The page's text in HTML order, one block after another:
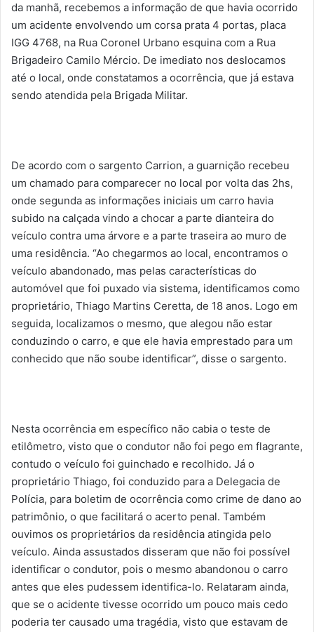
da manhã, recebemos a informação de que havia ocorrido
um acidente envolvendo um corsa prata 4 portas, placa
IGG 4768, na Rua Coronel Urbano esquina com a Rua
Brigadeiro Camilo Mércio. De imediato nos deslocamos
até o local, onde constatamos a ocorrência, que já estava
sendo atendida pela Brigada Militar.
De acordo com o sargento Carrion, a guarnição recebeu
um chamado para comparecer no local por volta das 2hs,
onde segunda as informações iniciais um carro havia
subido na calçada vindo a chocar a parte dianteira do
veículo contra uma árvore e a parte traseira ao muro de
uma residência. “Ao chegarmos ao local, encontramos o
veículo abandonado, mas pelas características do
automóvel que foi puxado via sistema, identificamos como
proprietário, Thiago Martins Ceretta, de 18 anos. Logo em
seguida, localizamos o mesmo, que alegou não estar
conduzindo o carro, e que ele havia emprestado para um
conhecido que não soube identificar”, disse o sargento.
Nesta ocorrência em específico não cabia o teste de
etilômetro, visto que o condutor não foi pego em flagrante,
contudo o veículo foi guinchado e recolhido. Já o
proprietário Thiago, foi conduzido para a Delegacia de
Polícia, para boletim de ocorrência como crime de dano ao
patrimônio, o que facilitará o acerto penal. Também
ouvimos os proprietários da residência atingida pelo
veículo. Ainda assustados disseram que não foi possível
identificar o condutor, pois o mesmo abandonou o carro
antes que eles pudessem identifica-lo. Relataram ainda,
que se o acidente tivesse ocorrido um pouco mais cedo
poderia ter causado uma tragédia, visto que estavam de